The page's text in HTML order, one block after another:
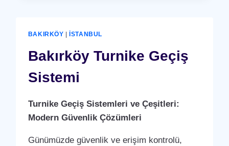
BAKIRKÖY İSTANBUL
Bakırköy Turnike Geçiş
Sistemi
Turnike Geçiş Sistemleri ve Çeşitleri:
Modern Güvenlik Çözümleri
Günümüzde güvenlik ve erişim kontrolü,